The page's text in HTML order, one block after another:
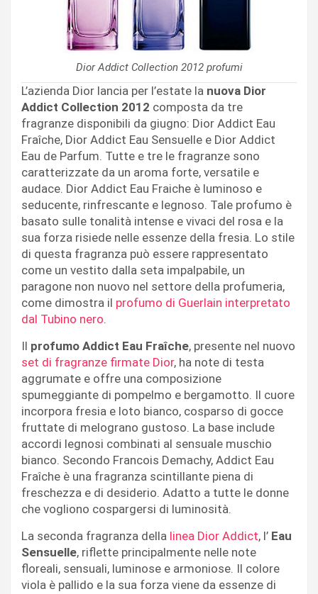
Dior Addict Collection 2012 profumi
L’azienda Dior lancia per l’estate la nuova Dior
Addict Collection 2012 composta da tre
fragranze disponibili da giugno: Dior Addict Eau
Fraîche, Dior Addict Eau Sensuelle e Dior Addict
Eau de Parfum. Tutte e tre le fragranze sono
caratterizzate da un aroma forte, versatile e
audace. Dior Addict Eau Fraiche è luminoso e
seducente, rinfrescante e legnoso. Tale profumo è
basato sulle tonalità intense e vivaci del rosa e la
sua forza risiede nelle essenze della fresia. Lo stile
di questa fragranza può essere rappresentato
come un vestito dalla seta impalpabile, un
paragone non nuovo nel settore della profumeria,
come dimostra il profumo di Guerlain interpretato
dal Tubino nero.
Il profumo Addict Eau Fraîche, presente nel nuovo
set di fragranze firmate Dior, ha note di testa
aggrumate e offre una composizione
spumeggiante di pompelmo e bergamotto. Il cuore
incorpora fresia e loto bianco, cosparso di gocce
fruttate di melograno gustoso. La base include
accordi legnosi combinati al sensuale muschio
bianco. Secondo Francois Demachy, Addict Eau
Fraîche è una fragranza scintillante piena di
freschezza e di desiderio. Adatto a tutte le donne
che vogliono cospargersi di luminosità.
La seconda fragranza della linea Dior Addict, l’ Eau
Sensuelle, riflette principalmente nelle note
floreali, sensuali, luminose e armoniose. Il colore
viola è pallido e la sua forza viene da essenze di